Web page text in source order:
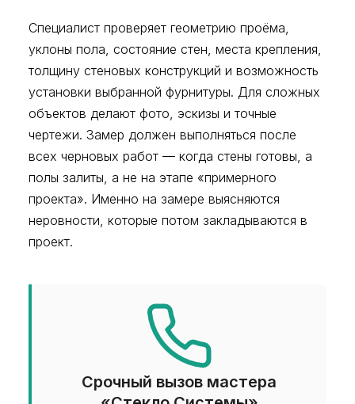
Специалист проверяет геометрию проёма,
уклоны пола, состояние стен, места крепления,
толщину стеновых конструкций и возможность
установки выбранной фурнитуры. Для сложных
объектов делают фото, эскизы и точные
чертежи. Замер должен выполняться после
всех черновых работ — когда стены готовы, а
полы залиты, а не на этапе «примерного
проекта». Именно на замере выясняются
неровности, которые потом закладываются в
проект.
Срочный вызов мастера